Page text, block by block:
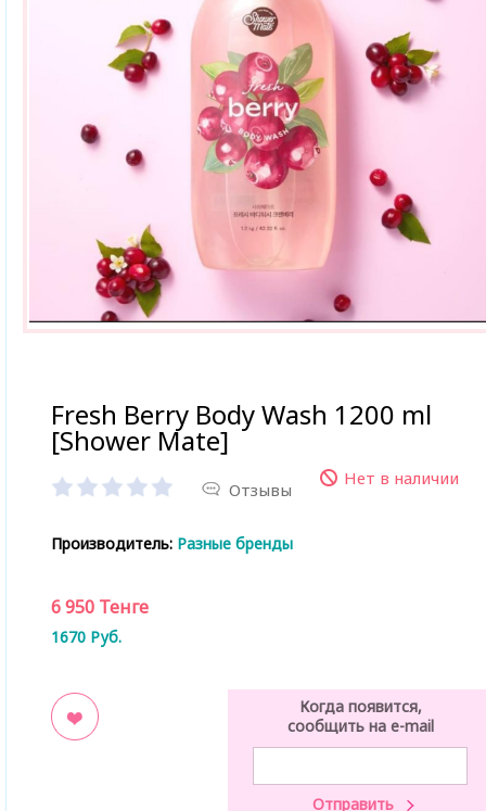
Fresh Berry Body Wash 1200 ml
[Shower Mate]
Отзывы
Нет в наличии
Производитель: Разные бренды
6 950 Тенге
1670 Руб.
Когда появится,
сообщить на e-mail